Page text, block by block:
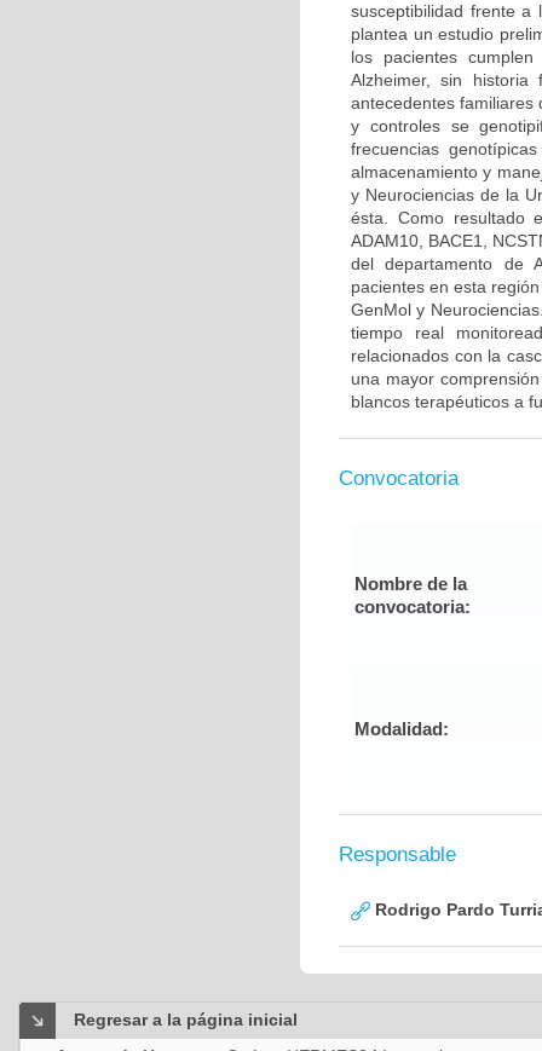
susceptibilidad frente a
plantea un estudio
los pacientes
Alzheimer, sin
antecedentes familiares
y controles se
frecuencias
almacenamiento y
y Neurociencias de la
ésta. Como resultado
ADAM10, BACE1,
del departamento de
pacientes en esta
GenMol y
tiempo real
relacionados con la
una mayor
blancos terapéuticos a
Convocatoria
Nombre de la
convocatoria:
Modalidad:
Responsable
Rodrigo Pardo
Regresar a la página inicial